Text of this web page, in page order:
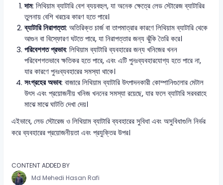
দাম: লিথিয়াম ব্যাটারি বেশ ব্যয়বহুল, যা অনেক ক্ষেত্রে লেড স্টোরেজ ব্যাটারির
তুলনায় বেশি খরচের কারণ হতে পারে।
ব্যাটারি নিরাপত্তা: অতিরিক্ত চার্জ বা তাপমাত্রার কারণে লিথিয়াম ব্যাটারি থেকে
আগুন বা বিস্ফোরণ ঘটতে পারে, যা নিরাপত্তার জন্য ঝুঁকি তৈরি করে।
পরিবেশগত প্রভাব: লিথিয়াম ব্যাটারি ব্যবহারের জন্য খনিজের খনন
পরিবেশগতভাবে ক্ষতিকর হতে পারে, এবং এটি পুনঃব্যবহারযোগ্য হতে পারে না,
যার কারণে পুনঃব্যবহারের সমস্যা থাকে।
সংগ্রহের অভাব: বাজারে লিথিয়াম ব্যাটারি উৎপাদনকারী কোম্পানিগুলোর মেটাল
উৎস এবং প্রয়োজনীয় খনিজ খননের সমস্যা রয়েছে, যার ফলে ব্যাটারি সরবরাহে
মাঝে মাঝে ঘাটতি দেখা দেয়।
এইভাবে, লেড স্টোরেজ ও লিথিয়াম ব্যাটারি ব্যবহারের সুবিধা এবং অসুবিধাগুলি নির্ভর
করে ব্যবহারের প্রয়োজনীয়তা এবং প্রযুক্তির উপর।
CONTENT ADDED BY
Md Mehedi Hasan Rafi